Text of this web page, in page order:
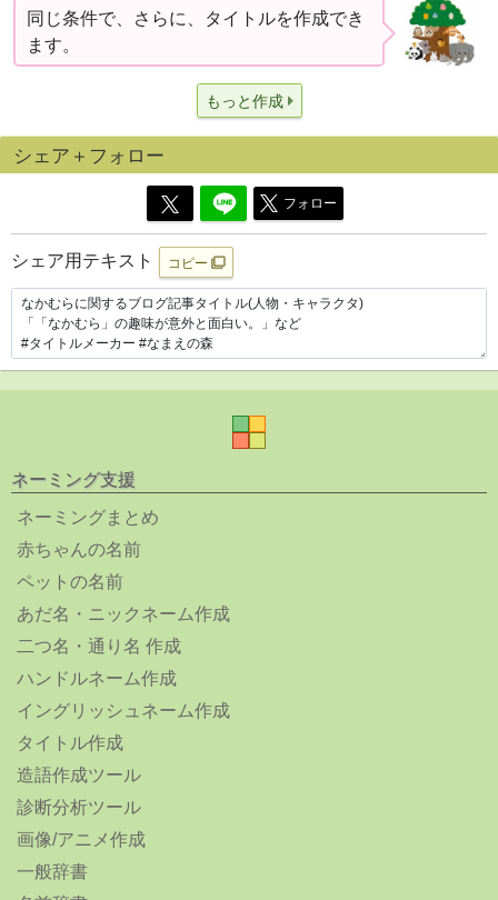
同じ条件で、さらに、タイトルを作成でき
ます。
もっと作成
シェア＋フォロー
フォロー
シェア用テキスト コピー
ネーミング支援
ネーミングまとめ
赤ちゃんの名前
ペットの名前
あだ名・ニックネーム作成
二つ名・通り名 作成
ハンドルネーム作成
イングリッシュネーム作成
タイトル作成
造語作成ツール
診断分析ツール
画像/アニメ作成
一般辞書